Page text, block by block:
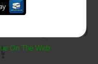
(236) از میں ناف
On The Web